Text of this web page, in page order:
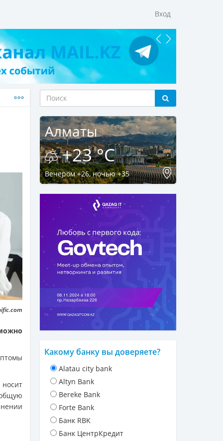
Вход
Алматы
+23 °C
Вечером +26, ночью +35
Какому банку вы доверяете?
Alatau city bank
Altyn Bank
Bereke Bank
Forte Bank
Банк RBK
Банк ЦентрКредит